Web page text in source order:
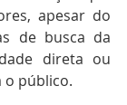
apesar do
de busca da
direta ou
público.